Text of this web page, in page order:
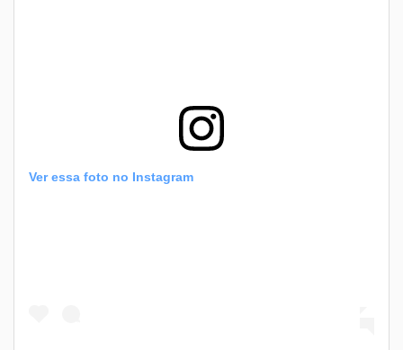
Ver essa foto no Instagram